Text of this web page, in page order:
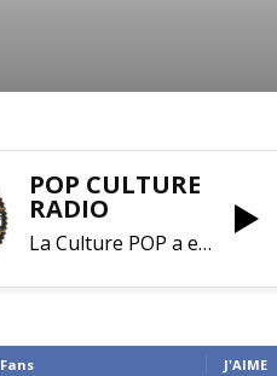
POP CULTURE
RADIO
La Culture POP a enfin trouvé sa RADIO !
Fans J'AIME